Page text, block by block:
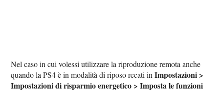
Nel caso in cui volessi utilizzare la riproduzione remota anche
quando la PS4 è in modalità di riposo recati inImpostazioni >
Impostazioni di risparmio energetico > Imposta le funzioni